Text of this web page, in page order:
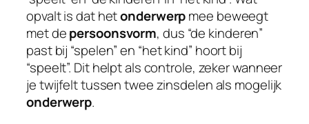
opvalt is dat hetonderwerpmee beweegt
met depersoonsvorm, dus “de kinderen”
past bij “spelen” en “het kind” hoort bij
“speelt”. Dit helpt als controle, zeker wanneer
je twijfelt tussen twee zinsdelen als mogelijk
onderwerp.